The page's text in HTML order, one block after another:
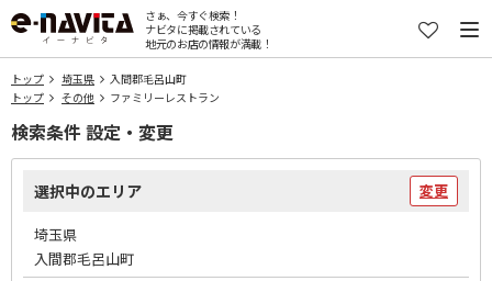
さぁ、今すぐ検索！
ナビタに掲載されている
地元のお店の情報が満載！
トップ 埼玉県
入間郡毛呂山町
トップ
その他 ファミリーレストラン
検索条件 設定・変更
選択中のエリア 変更
埼玉県
入間郡毛呂山町